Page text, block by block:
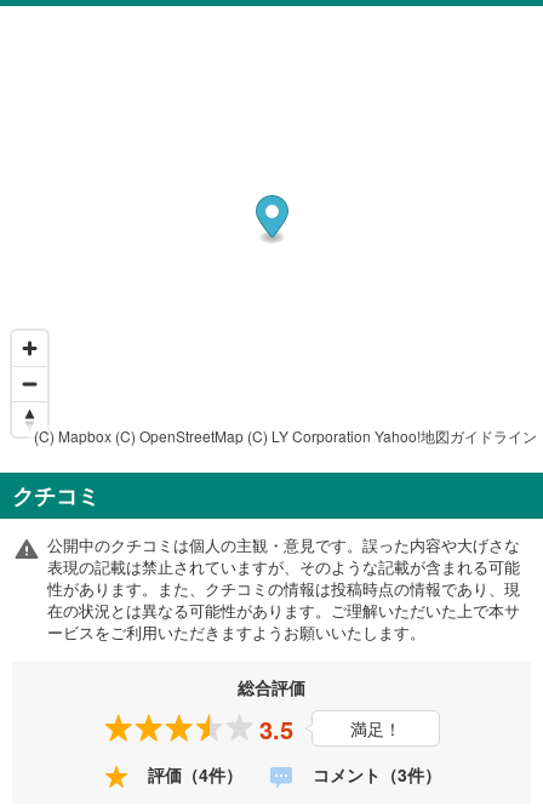
(C) Mapbox (C) OpenStreetMap (C) LY Corporation Yahoo!地図ガイドライン
クチコミ
公開中のクチコミは個人の主観・意見です。誤った内容や大げさな
表現の記載は禁止されていますが、そのような記載が含まれる可能
性があります。また、クチコミの情報は投稿時点の情報であり、現
在の状況とは異なる可能性があります。ご理解いただいた上で本サ
ービスをご利用いただきますようお願いいたします。
総合評価
3.5
満足！
評価（4件）
コメント（3件）